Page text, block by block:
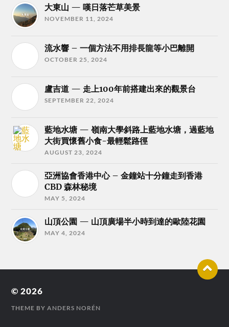
大東山 — 嘆日落芒草美景
NOVEMBER 11, 2024
流水響 – 一個方法不用排長龍等小巴離開
OCTOBER 25, 2024
盧吉道 — 走上100年前搭建出來的觀景台
SEPTEMBER 22, 2024
藍地水塘 — 嶺南大學斜路上藍地水塘，過藍地
大街買懷舊小食-最輕鬆路徑
AUGUST 23, 2024
亞洲協會香港中心 – 金鐘站十分鐘走到香港
CBD 森林秘境
MAY 5, 2024
山頂公園 — 山頂廣場半小時到達的歐陸花園
MAY 4, 2024
© 2026
THEME BYANDERS NORÉN